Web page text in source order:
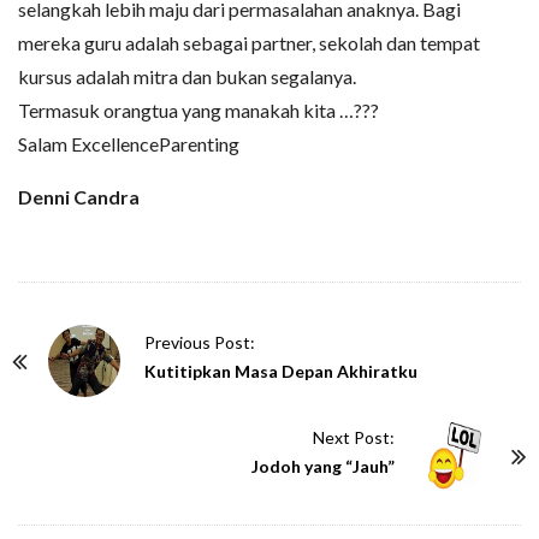
selangkah lebih maju dari permasalahan anaknya. Bagi
mereka guru adalah sebagai partner, sekolah dan tempat
kursus adalah mitra dan bukan segalanya.
Termasuk orangtua yang manakah kita …???
Salam ExcellenceParenting
Denni Candra
Previous Post:
Kutitipkan Masa Depan Akhiratku
Next Post:
Jodoh yang “Jauh”